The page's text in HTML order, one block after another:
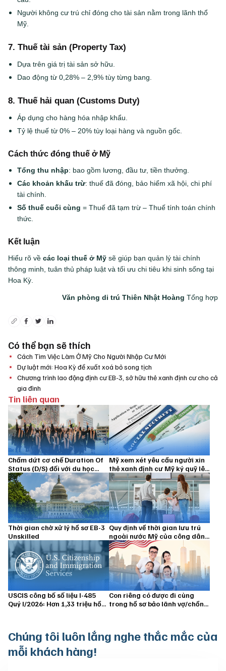
Người không cư trú chỉ đóng cho tài sản nằm trong lãnh thổ
Mỹ.
7. Thuế tài sản (Property Tax)
Dựa trên giá trị tài sản sở hữu.
Dao động từ 0,28% – 2,9% tùy từng bang.
8. Thuế hải quan (Customs Duty)
Áp dụng cho hàng hóa nhập khẩu.
Tỷ lệ thuế từ 0% – 20% tùy loại hàng và nguồn gốc.
Cách thức đóng thuế ở Mỹ
Tổng thu nhập: bao gồm lương, đầu tư, tiền thưởng.
Các khoản khấu trừ: thuế đã đóng, bảo hiểm xã hội, chi phí
tài chính.
Số thuế cuối cùng = Thuế đã tạm trừ – Thuế tính toán chính
thức.
Kết luận
Hiểu rõ về các loại thuế ở Mỹ sẽ giúp bạn quản lý tài chính
thông minh, tuân thủ pháp luật và tối ưu chi tiêu khi sinh sống tại
Hoa Kỳ.
Văn phòng di trú Thiên Nhật Hoàng Tổng hợp
Có thể bạn sẽ thích
Cách Tìm Việc Làm Ở Mỹ Cho Người Nhập Cư Mới
Dự luật mới: Hoa Kỳ đề xuất xoá bỏ song tịch
Chương trình lao động định cư EB-3, sở hữu thẻ xanh định cư cho cả
gia đình
Tin liên quan
Chấm dứt cơ chế Duration Of
Status (D/S) đối với du học
sinh từ 15/09/2026
Mỹ xem xét yêu cầu người xin
thẻ xanh định cư Mỹ ký quỹ lên
đến 100.000 USD
Thời gian chờ xử lý hồ sơ EB-3
Unskilled
Quy định về thời gian lưu trú
ngoài nước Mỹ của công dân
Hoa Kỳ và thường trú nhân
USCIS công bố số liệu I-485
Quý I/2026: Hơn 1,33 triệu hồ
Con riêng có được đi cùng
trong hồ sơ bảo lãnh vợ/chồng
Chúng tôi luôn lắng nghe thắc mắc của
mỗi khách hàng!